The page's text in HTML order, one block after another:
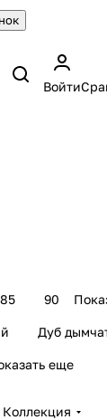
Войти
85 90
Дуб
еще
Коллекция